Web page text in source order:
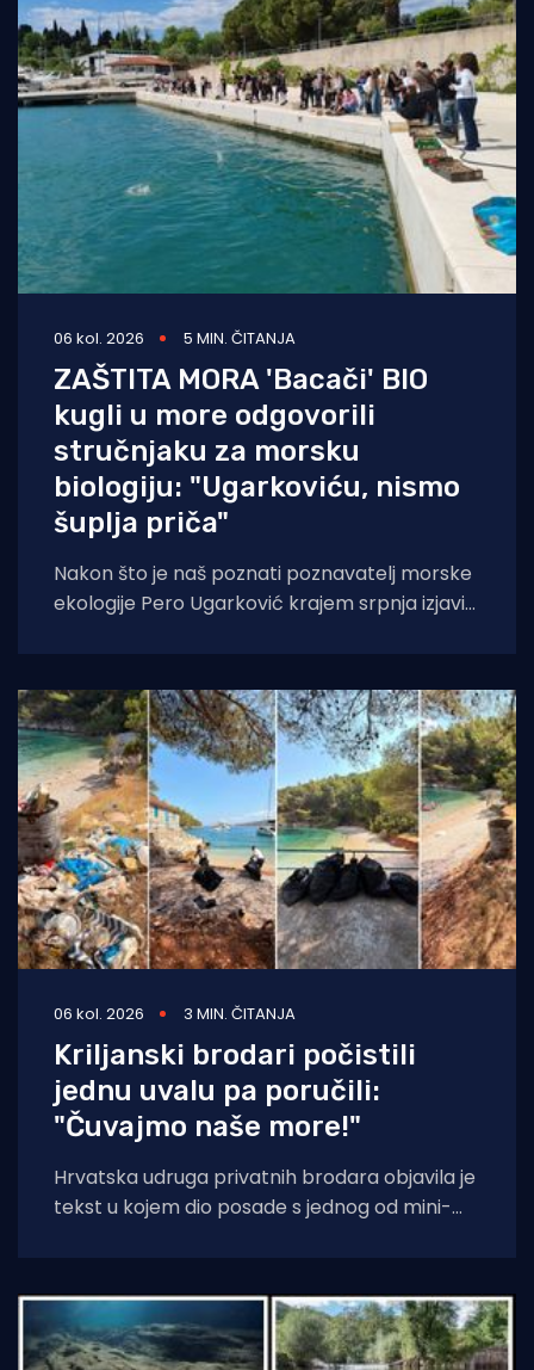
06 kol. 2026 5 MIN. ČITANJA
ZAŠTITA MORA 'Bacači' BIO
kugli u more odgovorili
stručnjaku za morsku
biologiju: "Ugarkoviću, nismo
šuplja priča"
Nakon što je naš poznati poznavatelj morske
ekologije Pero Ugarković krajem srpnja izjavio
06 kol. 2026 3 MIN. ČITANJA
Kriljanski brodari počistili
jednu uvalu pa poručili:
"Čuvajmo naše more!"
Hrvatska udruga privatnih brodara objavila je
tekst u kojem dio posade s jednog od mini-